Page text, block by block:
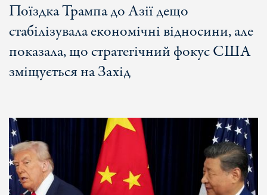
Поїздка Трампа до Азії дещо
стабілізувала економічні відносини, але
показала, що стратегічний фокус США
зміщується на Захід